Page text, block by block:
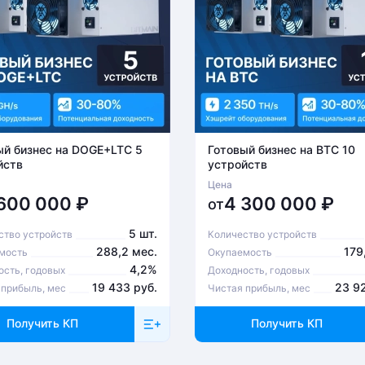
бизнес на DOGE+LTC 5
000 ₽
устройств 5 шт.
288,2 мес.
годовых 4,2%
мес 19 433 руб.
Получить КП
Готовый бизнес на BTC 10
устройств
Цена
от4 300 000 ₽
Количество устройств
Окупаемость
Доходность, годовых
Чистая прибыль, мес
23
Получить КП